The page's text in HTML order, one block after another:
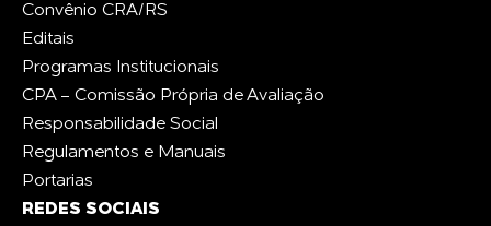
Convênio CRA/RS
Editais
Programas Institucionais
CPA - Comissão Própria de Avaliação
Responsabilidade Social
Regulamentos e Manuais
Portarias
REDES SOCIAIS